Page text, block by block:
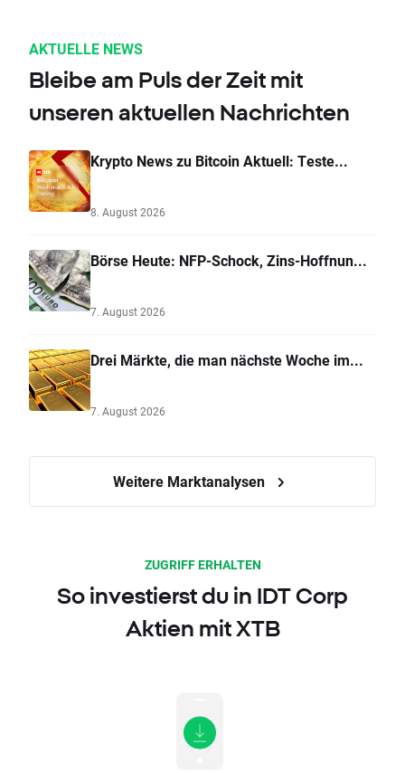
AKTUELLE NEWS
Bleibe am Puls der Zeit mit
unseren aktuellen Nachrichten
Krypto News zu Bitcoin Aktuell: Teste...
8. August 2026
Börse Heute: NFP-Schock, Zins-Hoffnun...
7. August 2026
Drei Märkte, die man nächste Woche im...
7. August 2026
Weitere Marktanalysen
ZUGRIFF ERHALTEN
So investierst du in IDT Corp
Aktien mit XTB